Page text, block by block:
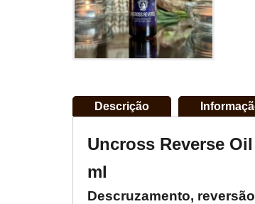
Descrição
Uncross Reverse
ml
Descruzamento,